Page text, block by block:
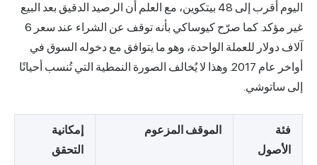
اليوم أقرب إلى 48 بيتكوين، مع العلم أن الرصيد الدقيق بعد البيع
غير مؤكد. كما صرّح كيوساكي بأنه توقف عن الشراء عند سعر 6
آلاف دولار للعملة الواحدة، وهو ما يتوافق مع دخوله السوق في
أواخر عام 2017. وهذا لا يُخالف الصورة النمطية التي تُنسب أحيانًا
إلى ساتوشي.
فئة
الأصول
الموقف المزعوم
إمكانية
التحقق